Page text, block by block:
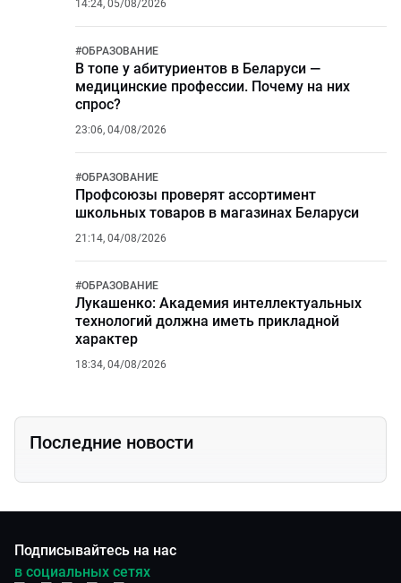
14:24, 05/08/2026
#ОБРАЗОВАНИЕ
В топе у абитуриентов в Беларуси —
медицинские профессии. Почему на них
спрос?
23:06, 04/08/2026
#ОБРАЗОВАНИЕ
Профсоюзы проверят ассортимент
школьных товаров в магазинах Беларуси
21:14, 04/08/2026
#ОБРАЗОВАНИЕ
Лукашенко: Академия интеллектуальных
технологий должна иметь прикладной
характер
18:34, 04/08/2026
Последние новости
Подписывайтесь на нас
в социальных сетях